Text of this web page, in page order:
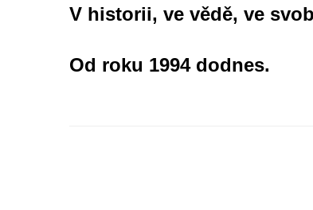
V historii, ve vědě, ve
Od roku 1994 dodnes.